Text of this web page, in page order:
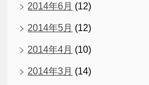
2014年6月 (12)
2014年5月 (12)
2014年4月 (10)
2014年3月 (14)